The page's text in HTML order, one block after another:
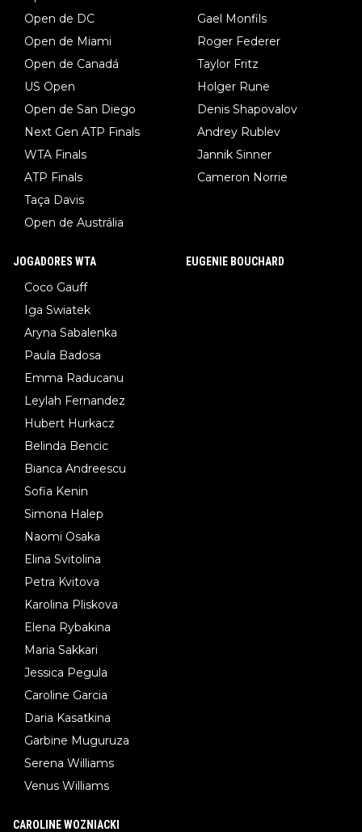
Open de DC
Open de Miami
Open de Canadá
US Open
Open de San Diego
Next Gen ATP Finals
WTA Finals
ATP Finals
Taça Davis
Open de Austrália
Gael Monfils
Roger Federer
Taylor Fritz
Holger Rune
Denis Shapovalov
Andrey Rublev
Jannik Sinner
Cameron Norrie
JOGADORES WTA
Coco Gauff
Iga Swiatek
Aryna Sabalenka
Paula Badosa
Emma Raducanu
Leylah Fernandez
Hubert Hurkacz
Belinda Bencic
Bianca Andreescu
Sofia Kenin
Simona Halep
Naomi Osaka
Elina Svitolina
Petra Kvitova
Karolina Pliskova
Elena Rybakina
Maria Sakkari
Jessica Pegula
Caroline Garcia
Daria Kasatkina
Garbine Muguruza
Serena Williams
Venus Williams
EUGENIE BOUCHARD
CAROLINE WOZNIACKI